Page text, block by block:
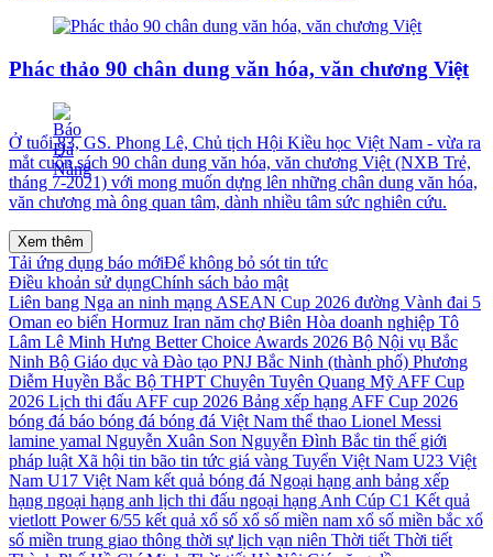
Phác thảo 90 chân dung văn hóa, văn chương Việt
Ở tuổi 83, GS. Phong Lê, Chủ tịch Hội Kiều học Việt Nam - vừa ra
mắt cuốn sách 90 chân dung văn hóa, văn chương Việt (NXB Trẻ,
tháng 7-2021) với mong muốn dựng lên những chân dung văn hóa,
văn chương mà ông quan tâm, dành nhiều tâm sức nghiên cứu.
Xem thêm
Tải ứng dụng báo mớiĐể không bỏ sót tin tức
Điều khoản sử dụngChính sách bảo mật
Liên bang Nga an ninh mạng ASEAN Cup 2026 đường Vành đai 5
Oman eo biển Hormuz Iran năm chợ Biên Hòa doanh nghiệp Tô
Lâm Lê Minh Hưng Better Choice Awards 2026 Bộ Nội vụ Bắc
Ninh Bộ Giáo dục và Đào tạo PNJ Bắc Ninh (thành phố) Phương
Diễm Huyền Bắc Bộ THPT Chuyên Tuyên Quang Mỹ AFF Cup
2026 Lịch thi đấu AFF cup 2026 Bảng xếp hạng AFF Cup 2026
bóng đá báo bóng đá bóng đá Việt Nam thể thao Lionel Messi
lamine yamal Nguyễn Xuân Son Nguyễn Đình Bắc tin thế giới
pháp luật Xã hội tin bão tin tức giá vàng Tuyển Việt Nam U23 Việt
Nam U17 Việt Nam kết quả bóng đá Ngoại hạng anh bảng xếp
hạng ngoại hạng anh lịch thi đấu ngoại hạng Anh Cúp C1 Kết quả
vietlott Power 6/55 kết quả xổ số xổ số miền nam xổ số miền bắc xổ
số miền trung giao thông thời sự lịch vạn niên Thời tiết Thời tiết